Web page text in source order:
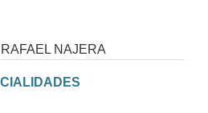
NAJERA